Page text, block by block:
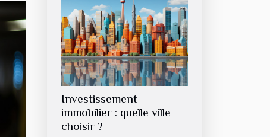
Investissement
immobilier : quelle ville
choisir ?